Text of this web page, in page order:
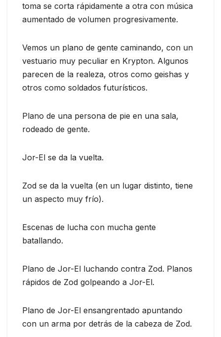
toma se corta rápidamente a otra con música
aumentado de volumen progresivamente.
Vemos un plano de gente caminando, con un
vestuario muy peculiar en Krypton. Algunos
parecen de la realeza, otros como geishas y
otros como soldados futurísticos.
Plano de una persona de pie en una sala,
rodeado de gente.
Jor-El se da la vuelta.
Zod se da la vuelta (en un lugar distinto, tiene
un aspecto muy frío).
Escenas de lucha con mucha gente
batallando.
Plano de Jor-El luchando contra Zod. Planos
rápidos de Zod golpeando a Jor-El.
Plano de Jor-El ensangrentado apuntando
con un arma por detrás de la cabeza de Zod.